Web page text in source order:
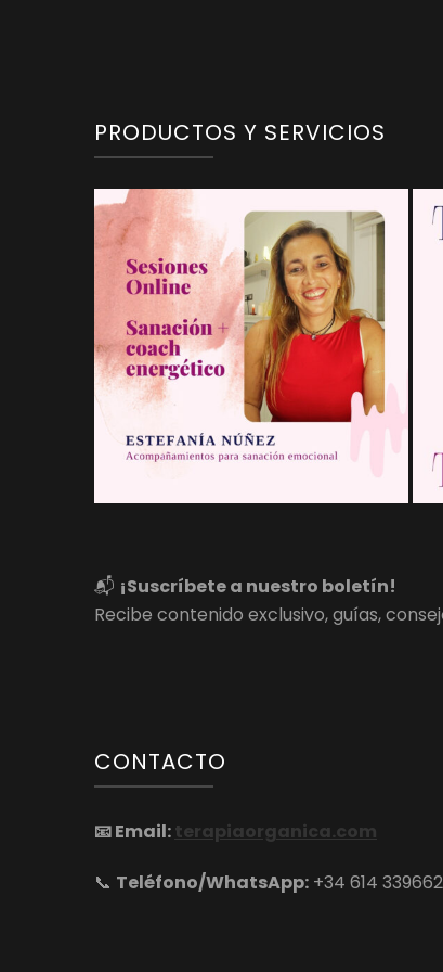
PRODUCTOS Y SERVICIOS
📬 ¡Suscríbete a nuestro boletín!
Recibe contenido exclusivo, guías,
CONTACTO
📧Email:terapiaorganica.com
📞 Teléfono/WhatsApp: +34 614 339662